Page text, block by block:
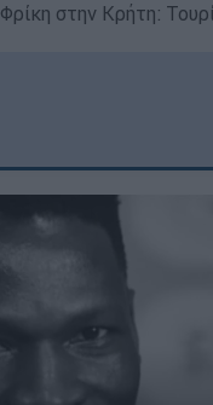
Φρίκη στην Κρήτη: